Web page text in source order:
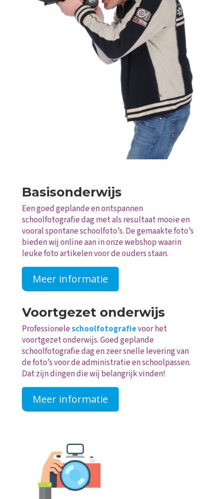
Basisonderwijs
Een goed geplande en ontspannen
schoolfotografie dag met als resultaat mooie en
vooral spontane schoolfoto’s. De gemaakte foto’s
bieden wij online aan in onze webshop waarin
leuke foto artikelen voor de ouders staan.
Meer informatie
Voortgezet onderwijs
Professioneleschoolfotografievoor het
voortgezet onderwijs. Goed geplande
schoolfotografie dag en zeer snelle levering van
de foto’s voor de administratie en schoolpassen.
Dat zijn dingen die wij belangrijk vinden!
Meer informatie